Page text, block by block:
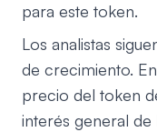
para este token.
Los analistas
de crecimiento.
precio del token
interés general de